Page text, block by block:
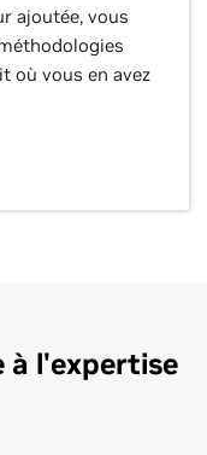
ajoutée, vous
où vous en avez
à l'expertise